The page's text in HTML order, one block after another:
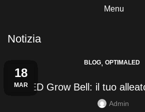
Menu
Notizia
BLOG, OPTIMALED
Il LED Grow Bell: il tuo
Admin
24
APR
04
LUG
30
SET
13
MAG
06
MAG
29
APR
22
APR
15
APR
08
APR
01
APR
25
MAR
18
MAR